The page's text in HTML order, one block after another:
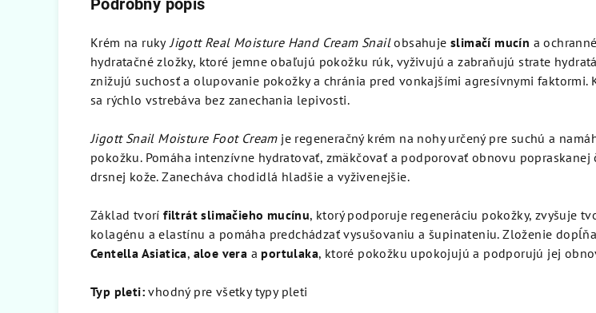
Podrobný popis
Krém na rukyJigott Real Moisture Hand Cream Snailobsahujeslimačí mucín a
hydratačné zložky, ktoré jemne obaľujú pokožku rúk, vyživujú a zabraňujú strate
znižujú suchosť a olupovanie pokožky a chránia pred vonkajšími agresívnymi faktormi.
sa rýchlo vstrebáva bez zanechania lepivosti.
Jigott Snail Moisture Foot Creamje regeneračný krém na nohy určený pre suchú a
pokožku. Pomáha intenzívne hydratovať, zmäkčovať a podporovať obnovu popraskanej
drsnej kože. Zanecháva chodidlá hladšie a vyživenejšie.
Základ tvorífiltrát slimačieho mucínu, ktorý podporuje regeneráciu pokožky, zvyšuje
kolagénu a elastínu a pomáha predchádzať vysušovaniu a šupinateniu. Zloženie
Centella Asiatica, aloe vera a portulaka, ktoré pokožku upokojujú a podporujú jej
Typ pleti: vhodný pre všetky typy pleti